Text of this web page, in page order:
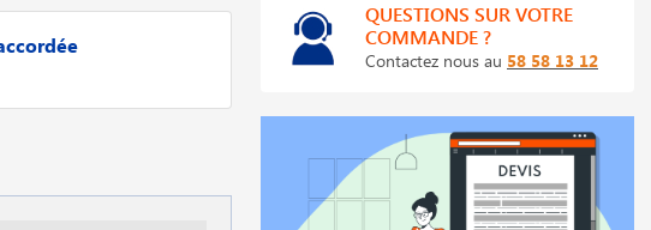
QUESTIONS SUR VOTRE
COMMANDE ?
Contactez nous au 58 58 13 12